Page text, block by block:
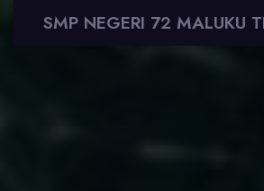
SMP NEGERI 72 MALUKU